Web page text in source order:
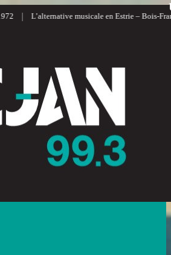
musicale en Estrie – Bois-Francs |